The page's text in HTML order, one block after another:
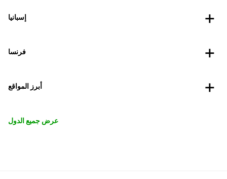
إسبانيا
فرنسا
أبرز المواقع
عرض جميع الدول